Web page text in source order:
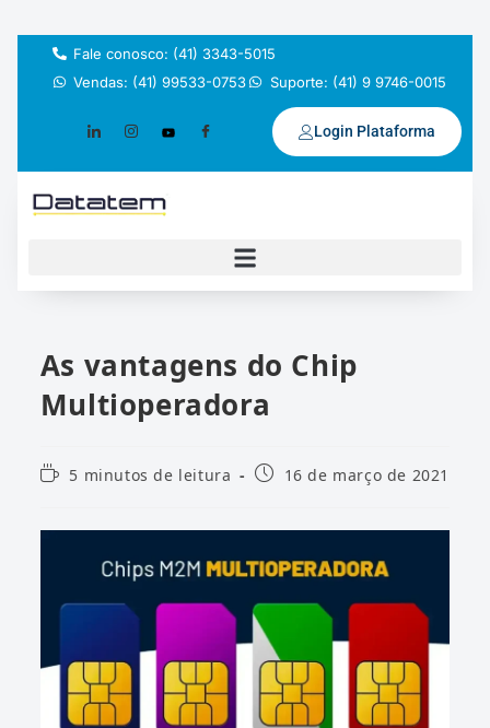
Fale conosco: (41) 3343-5015
Vendas: (41) 99533-0753
Suporte: (41) 9 9746-0015
Login Plataforma
As vantagens do Chip
Multioperadora
5 minutos de leitura 16 de março de 2021